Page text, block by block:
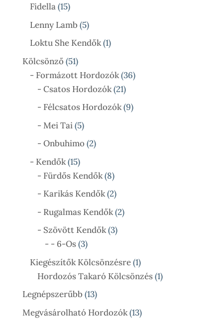
Fidella 1515
Termék
Lenny Lamb 55
Termék
Loktu She Kendők 11
Kölcsönző 5151
Termék
- Formázott Hordozók 3636
- Csatos Hordozók 2121
Termék
- Félcsatos Hordozók 99
- Mei Tai 55
Termék
- Onbuhimo 22
- Kendők 1515
Termék
- Fürdős Kendők 88
Termék
- Karikás Kendők 22
Termék
- Rugalmas Kendők 22
- Szövött Kendők 33
- - 6-Os 33
Termék
Kiegészítők Kölcsönzésre 11
Termék
Hordozós Takaró Kölcsönzés 11
Legnépszerűbb 1313
Termék
Megvásárolható Hordozók 1313